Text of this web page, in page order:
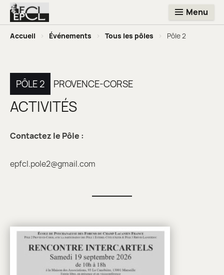
Menu
Accueil > Événements > Tous les pôles > Pôle 2
PÔLE 2 PROVENCE-CORSE
ACTIVITÉS
Contactez le Pôle :
epfcl.pole2@gmail.com